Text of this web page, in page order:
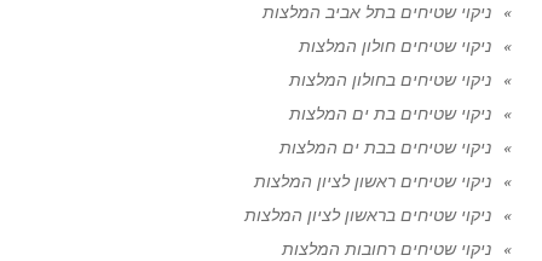
ניקוי שטיחים בתל אביב המלצות
ניקוי שטיחים חולון המלצות
ניקוי שטיחים בחולון המלצות
ניקוי שטיחים בת ים המלצות
ניקוי שטיחים בבת ים המלצות
ניקוי שטיחים ראשון לציון המלצות
ניקוי שטיחים בראשון לציון המלצות
ניקוי שטיחים רחובות המלצות